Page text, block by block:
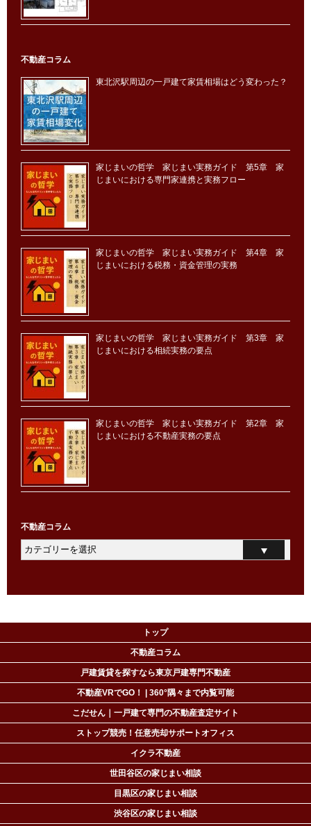
不動産コラム
東北沢駅周辺の一戸建て家賃相場はどう変わった？
家じまいの哲学 家じまい実務ガイド 第5章 家
じまいにおける専門家連携と実務フロー
家じまいの哲学 家じまい実務ガイド 第4章 家
じまいにおける税務・資金管理の実務
家じまいの哲学 家じまい実務ガイド 第3章 家
じまいにおける相続実務の要点
家じまいの哲学 家じまい実務ガイド 第2章 家
じまいにおける不動産実務の要点
不動産コラム
トップ
不動産コラム
戸建賃貸を探すなら東京戸建専門不動産
不動産VRでGO！ | 360°隅々まで内覧可能
こだせん｜一戸建て専門の不動産査定サイト
ストップ競売！任意売却サポートオフィス
イクラ不動産
世田谷区の家じまい相談
目黒区の家じまい相談
渋谷区の家じまい相談